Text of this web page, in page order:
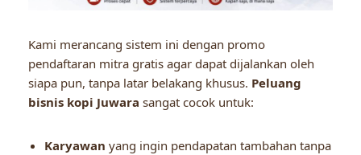
Kami merancang sistem ini dengan promo
pendaftaran mitra gratis agar dapat dijalankan oleh
siapa pun, tanpa latar belakang khusus. Peluang
bisnis kopi Juwara sangat cocok untuk:
Karyawan yang ingin pendapatan tambahan tanpa